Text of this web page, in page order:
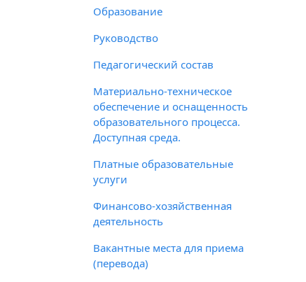
Образование
Руководство
Педагогический состав
Материально-техническое
обеспечение и оснащенность
образовательного процесса.
Доступная среда.
Платные образовательные
услуги
Финансово-хозяйственная
деятельность
Вакантные места для приема
(перевода)